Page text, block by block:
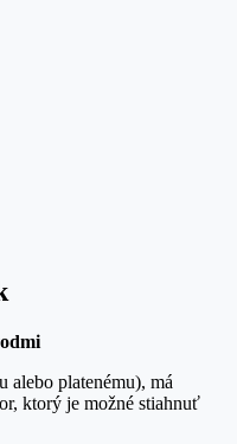
alebo platenému), má
ktorý je možné stiahnuť